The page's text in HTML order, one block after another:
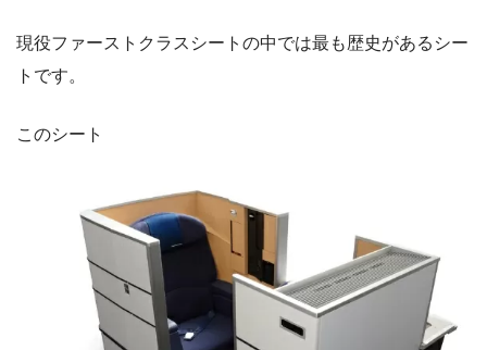
現役ファーストクラスシートの中では最も歴史があるシー
トです。
このシート